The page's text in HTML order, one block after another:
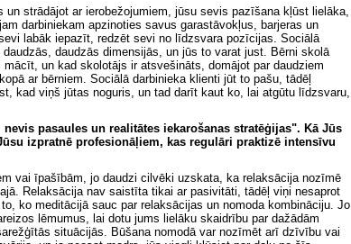
strādājot ar ierobežojumiem, jūsu sevis pazīšana kļūst lielāka,
darbiniekam apzinoties savus garastāvokļus, barjeras un
labāk iepazīt, redzēt sevi no līdzsvara pozīcijas. Sociālā
daudzās dimensijās, un jūs to varat just. Bērni skolā
un kad skolotājs ir atsvešināts, domājot par daudziem
ar bērniem. Sociālā darbinieka klienti jūt to pašu, tādēļ
kad viņš jūtas noguris, un tad darīt kaut ko, lai atgūtu līdzsvaru,
pasaules un realitātes iekarošanas stratēģijas". Kā Jūs
izpratnē profesionāļiem, kas regulāri praktizē intensīvu
vai īpašībām, jo daudzi cilvēki uzskata, ka relaksācija nozīmē
Relaksācija nav saistīta tikai ar pasivitāti, tādēļ viņi nesaprot
ko meditācijā sauc par relaksācijas un nomoda kombināciju. Jo
lēmumus, lai dotu jums lielāku skaidrību par dažādām
situācijās. Būšana nomodā var nozīmēt arī dzīvību vai